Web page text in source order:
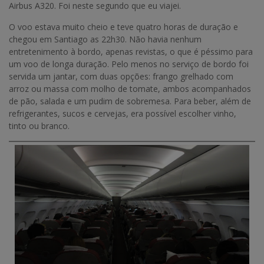
Airbus A320. Foi neste segundo que eu viajei.
O voo estava muito cheio e teve quatro horas de duração e
chegou em Santiago as 22h30. Não havia nenhum
entretenimento à bordo, apenas revistas, o que é péssimo para
um voo de longa duração. Pelo menos no serviço de bordo foi
servida um jantar, com duas opções: frango grelhado com
arroz ou massa com molho de tomate, ambos acompanhados
de pão, salada e um pudim de sobremesa. Para beber, além de
refrigerantes, sucos e cervejas, era possível escolher vinho,
tinto ou branco.